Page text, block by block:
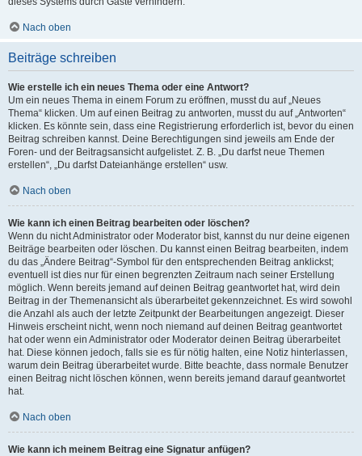
Nach oben
Beiträge schreiben
Wie erstelle ich ein neues Thema oder eine Antwort?
Um ein neues Thema in einem Forum zu eröffnen, musst du auf „Neues
Thema“ klicken. Um auf einen Beitrag zu antworten, musst du auf „Antworten“
klicken. Es könnte sein, dass eine Registrierung erforderlich ist, bevor du einen
Beitrag schreiben kannst. Deine Berechtigungen sind jeweils am Ende der
Foren- und der Beitragsansicht aufgelistet. Z. B. „Du darfst neue Themen
erstellen“, „Du darfst Dateianhänge erstellen“ usw.
Nach oben
Wie kann ich einen Beitrag bearbeiten oder löschen?
Wenn du nicht Administrator oder Moderator bist, kannst du nur deine eigenen
Beiträge bearbeiten oder löschen. Du kannst einen Beitrag bearbeiten, indem
du das „Ändere Beitrag“-Symbol für den entsprechenden Beitrag anklickst;
eventuell ist dies nur für einen begrenzten Zeitraum nach seiner Erstellung
möglich. Wenn bereits jemand auf deinen Beitrag geantwortet hat, wird dein
Beitrag in der Themenansicht als überarbeitet gekennzeichnet. Es wird sowohl
die Anzahl als auch der letzte Zeitpunkt der Bearbeitungen angezeigt. Dieser
Hinweis erscheint nicht, wenn noch niemand auf deinen Beitrag geantwortet
hat oder wenn ein Administrator oder Moderator deinen Beitrag überarbeitet
hat. Diese können jedoch, falls sie es für nötig halten, eine Notiz hinterlassen,
warum dein Beitrag überarbeitet wurde. Bitte beachte, dass normale Benutzer
einen Beitrag nicht löschen können, wenn bereits jemand darauf geantwortet
hat.
Nach oben
Wie kann ich meinem Beitrag eine Signatur anfügen?